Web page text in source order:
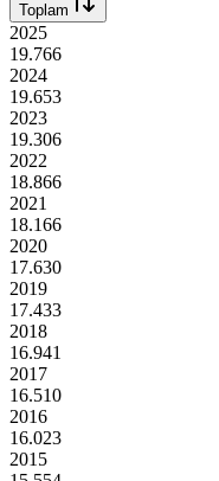
Toplam
2025
19.766
2024
19.653
2023
19.306
2022
18.866
2021
18.166
2020
17.630
2019
17.433
2018
16.941
2017
16.510
2016
16.023
2015